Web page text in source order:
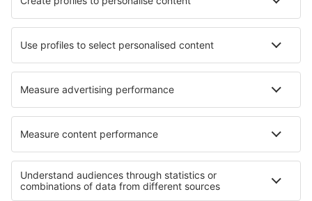
Hotels in Sassano Hotels in Gars am Kamp
Hotels in Roggentin
Die besten Hotels - Regionen
Hotels in Elsass Hotels in Valmeinier
Hotels in Ile-de-France Hotels in Alpe d'Huez
Hotels in Côte d’Azur Hotels in Slowinzischer Nationalpark